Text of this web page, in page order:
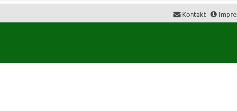
Kontakt